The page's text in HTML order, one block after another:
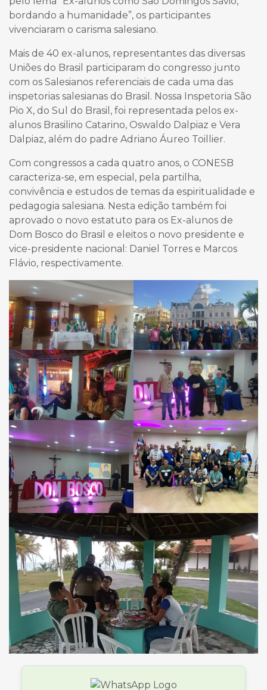
bordando a humanidade”, os participantes
vivenciaram o carisma salesiano.
Mais de 40 ex-alunos, representantes das diversas
Uniões do Brasil participaram do congresso junto
com os Salesianos referenciais de cada uma das
inspetorias salesianas do Brasil. Nossa Inspetoria São
Pio X, do Sul do Brasil, foi representada pelos ex-
alunos Brasilino Catarino, Oswaldo Dalpiaz e Vera
Dalpiaz, além do padre Adriano Áureo Toillier.
Com congressos a cada quatro anos, o CONESB
caracteriza-se, em especial, pela partilha,
convivência e estudos de temas da espiritualidade e
pedagogia salesiana. Nesta edição também foi
aprovado o novo estatuto para os Ex-alunos de
Dom Bosco do Brasil e eleitos o novo presidente e
vice-presidente nacional: Daniel Torres e Marcos
Flávio, respectivamente.